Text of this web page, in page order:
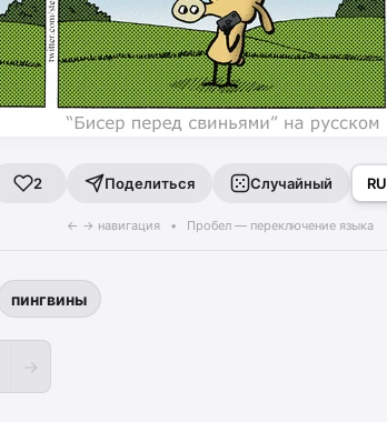
2 Поделиться Случайный
← → навигация • Пробел — переключение языка
RU
пингвины
→